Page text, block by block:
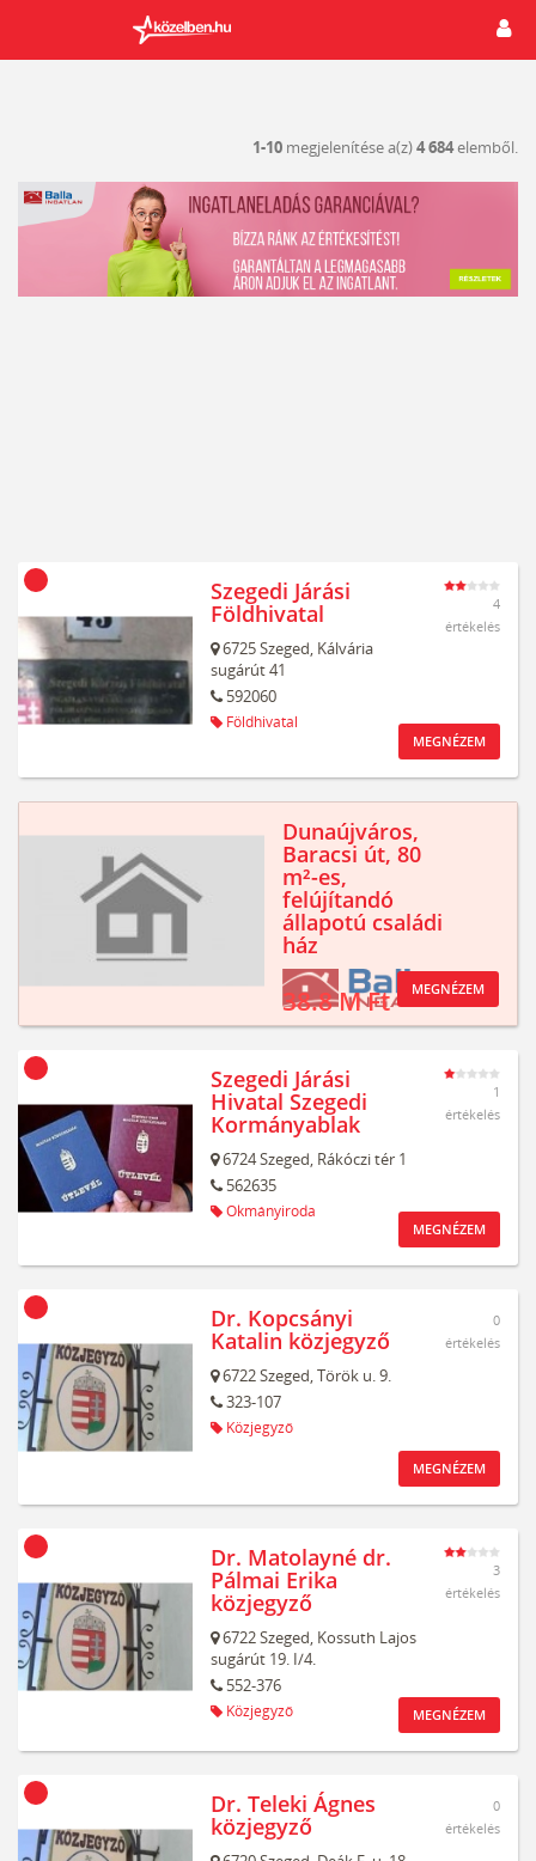
1-10 megjelenítése a(z)4 684elemből.
Szegedi Járási
Földhivatal
6725Szeged, Kálvária
sugárút 41
592060
Földhivatal
4
értékelés
MEGNÉZEM
Dunaújváros,
Baracsi út, 80
m²-es,
felújítandó
állapotú családi
ház
38.8 M Ft MEGNÉZEM
Szegedi Járási
Hivatal Szegedi
Kormányablak
6724Szeged, Rákóczi tér 1
562635
Okmányiroda
1
értékelés
MEGNÉZEM
Dr. Kopcsányi
Katalin közjegyző
6722Szeged,Török u. 9.
323-107
Közjegyző
0
értékelés
MEGNÉZEM
Dr. Matolayné dr.
Pálmai Erika
közjegyző
6722Szeged, Kossuth Lajos
sugárút 19. I/4.
552-376
Közjegyző
3
értékelés
MEGNÉZEM
Dr. Teleki Ágnes
közjegyző
0
értékelés